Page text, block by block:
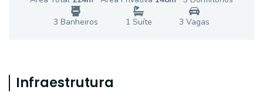
3 Banheiros 1 Suíte 3 Vagas
Infraestrutura